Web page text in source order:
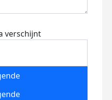
verschijnt